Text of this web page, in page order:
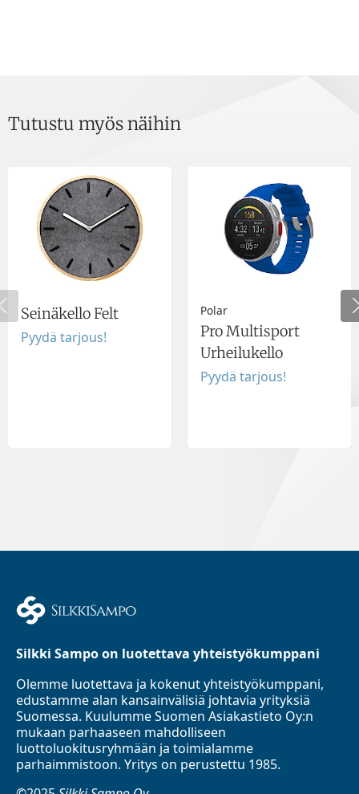
Tutustu myös näihin
Seinäkello Felt
Pyydä tarjous!
Polar
Pro Multisport
Urheilukello
Pyydä tarjous!
Silkki Sampo on luotettava yhteistyökumppani
Olemme luotettava ja kokenut yhteistyökumppani,
edustamme alan kansainvälisiä johtavia yrityksiä
Suomessa. Kuulumme Suomen Asiakastieto Oy:n
mukaan parhaaseen mahdolliseen
luottoluokitusryhmään ja toimialamme
parhaimmistoon. Yritys on perustettu 1985.